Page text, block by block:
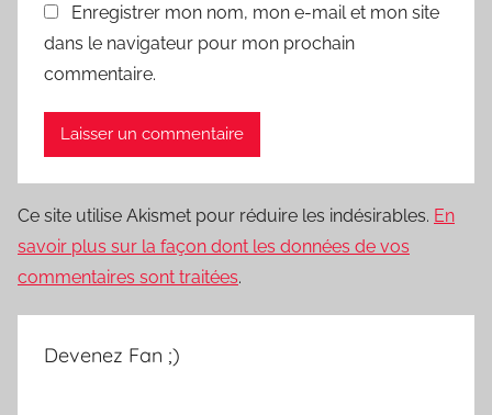
Enregistrer mon nom, mon e-mail et mon site
dans le navigateur pour mon prochain
commentaire.
Ce site utilise Akismet pour réduire les indésirables. En
savoir plus sur la façon dont les données de vos
commentaires sont traitées.
Devenez Fan ;)